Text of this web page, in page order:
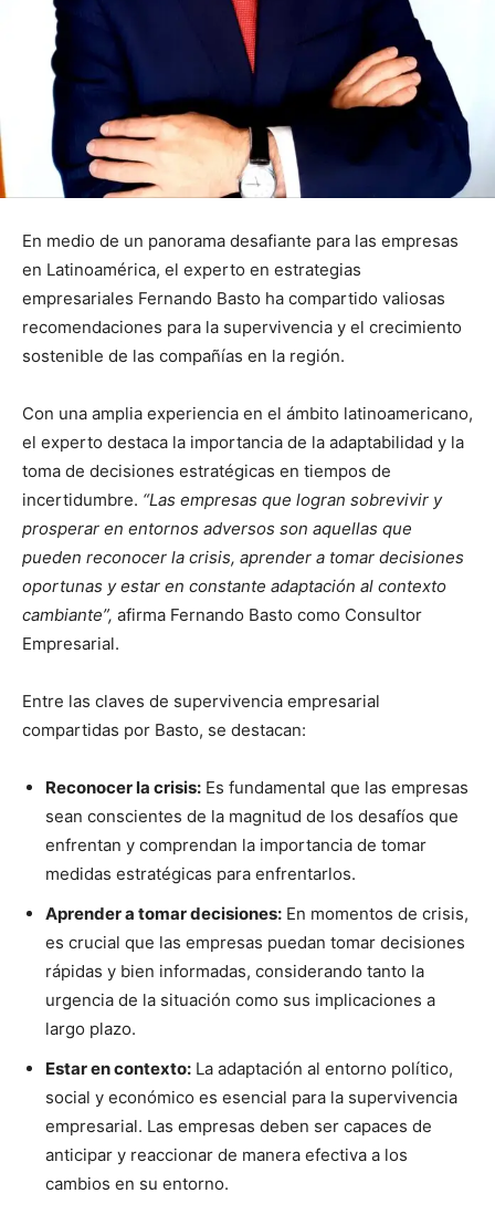
En medio de un panorama desafiante para las empresas
en Latinoamérica, el experto en estrategias
empresariales Fernando Basto ha compartido valiosas
recomendaciones para la supervivencia y el crecimiento
sostenible de las compañías en la región.
Con una amplia experiencia en el ámbito latinoamericano,
el experto destaca la importancia de la adaptabilidad y la
toma de decisiones estratégicas en tiempos de
incertidumbre. “Las empresas que logran sobrevivir y
prosperar en entornos adversos son aquellas que
pueden reconocer la crisis, aprender a tomar decisiones
oportunas y estar en constante adaptación al contexto
cambiante”, afirma Fernando Basto como Consultor
Empresarial.
Entre las claves de supervivencia empresarial
compartidas por Basto, se destacan:
Reconocer la crisis: Es fundamental que las empresas
sean conscientes de la magnitud de los desafíos que
enfrentan y comprendan la importancia de tomar
medidas estratégicas para enfrentarlos.
Aprender a tomar decisiones: En momentos de crisis,
es crucial que las empresas puedan tomar decisiones
rápidas y bien informadas, considerando tanto la
urgencia de la situación como sus implicaciones a
largo plazo.
Estar en contexto: La adaptación al entorno político,
social y económico es esencial para la supervivencia
empresarial. Las empresas deben ser capaces de
anticipar y reaccionar de manera efectiva a los
cambios en su entorno.